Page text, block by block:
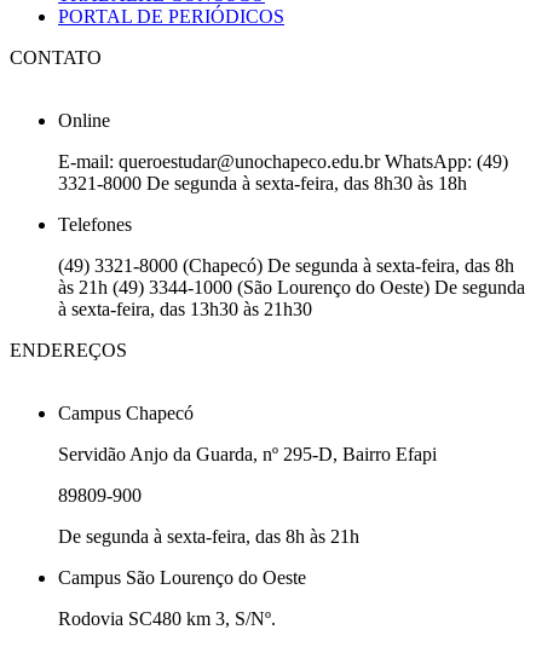
PORTAL DE PERIÓDICOS
CONTATO
Online
E-mail: queroestudar@unochapeco.edu.br WhatsApp: (49)
3321-8000 De segunda à sexta-feira, das 8h30 às 18h
Telefones
(49) 3321-8000 (Chapecó) De segunda à sexta-feira, das 8h
às 21h (49) 3344-1000 (São Lourenço do Oeste) De segunda
à sexta-feira, das 13h30 às 21h30
ENDEREÇOS
Campus Chapecó
Servidão Anjo da Guarda, nº 295-D, Bairro Efapi
89809-900
De segunda à sexta-feira, das 8h às 21h
Campus São Lourenço do Oeste
Rodovia SC480 km 3, S/Nº.